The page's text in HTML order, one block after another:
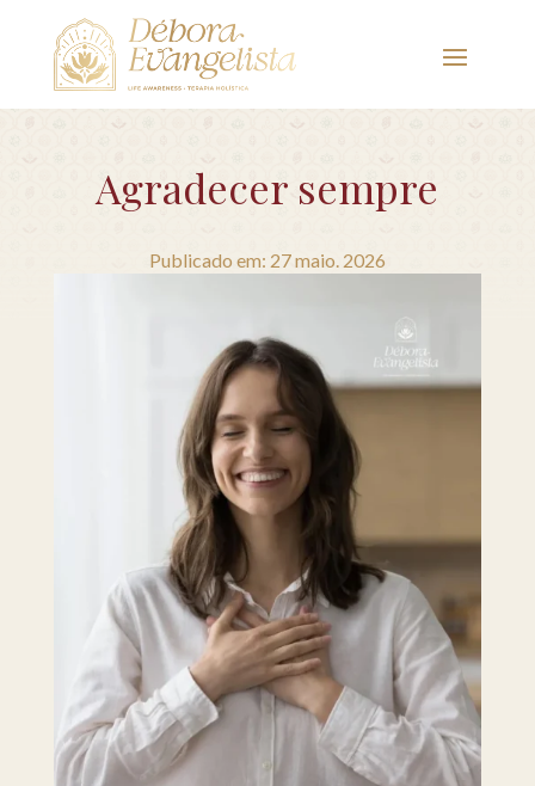
Agradecer sempre
Publicado em: 27 maio. 2026